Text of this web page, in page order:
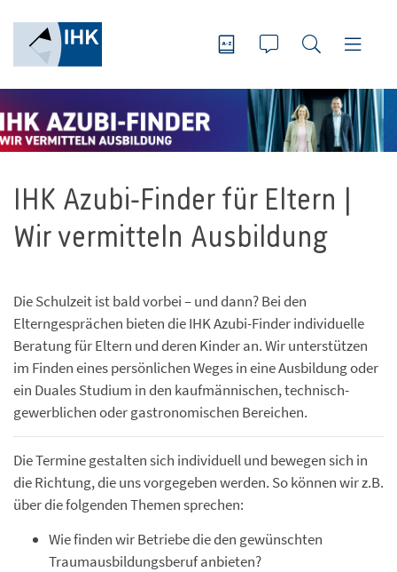
IHK Azubi-Finder für Eltern |
Wir vermitteln Ausbildung
Die Schulzeit ist bald vorbei – und dann? Bei den
Elterngesprächen bieten die IHK Azubi-Finder individuelle
Beratung für Eltern und deren Kinder an. Wir unterstützen
im Finden eines persönlichen Weges in eine Ausbildung oder
ein Duales Studium in den kaufmännischen, technisch-
gewerblichen oder gastronomischen Bereichen.
Die Termine gestalten sich individuell und bewegen sich in
die Richtung, die uns vorgegeben werden. So können wir z.B.
über die folgenden Themen sprechen:
Wie finden wir Betriebe die den gewünschten
Traumausbildungsberuf anbieten?